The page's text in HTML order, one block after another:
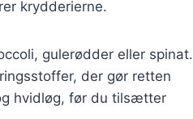
krydderierne.
gulerødder eller spinat.
der gør retten
hvidløg, før du tilsætter